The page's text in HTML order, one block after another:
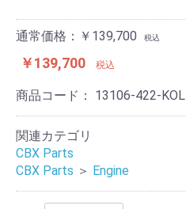
通常価格：￥139,700 税込
￥139,700 税込
商品コード： 13106-422-KOL
関連カテゴリ
CBX Parts
CBX Parts ＞ Engine